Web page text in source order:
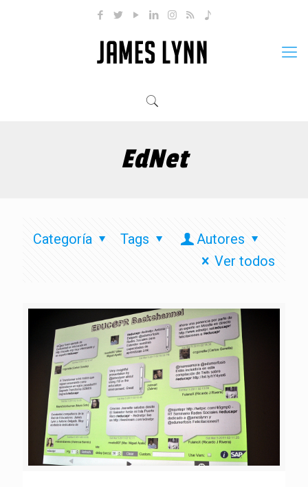
EdNet
Categoría Tags
Autores
Ver todos